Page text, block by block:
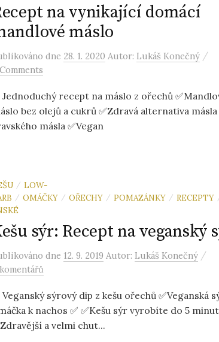
na vynikající domácí
máslo
dne 28. 1. 2020 Autor: Lukáš Konečný /
Jednoduchý recept na máslo z ořechů
bez olejů a cukrů ✅Zdravá alternativa másla
másla ✅Vegan
/ LOW-
/ OMÁČKY / OŘECHY / POMAZÁNKY / RECEPTY
sýr: Recept na veganský
dne 12. 9. 2019 Autor: Lukáš Konečný /
Veganský sýrový dip z kešu ořechů ✅Veganská
k nachos ✅ ✅Kešu sýr vyrobíte do 5 minut
a velmi chut...